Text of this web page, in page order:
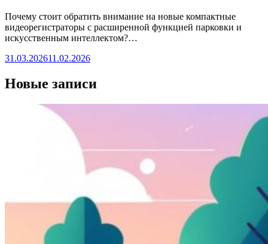
Почему стоит обратить внимание на новые компактные
видеорегистраторы с расширенной функцией парковки и
искусственным интеллектом?…
31.03.202611.02.2026
Новые записи